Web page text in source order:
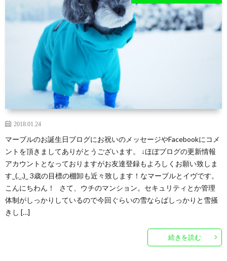
2018.01.24
マーブルのお誕生日ブログにお祝いのメッセージやFacebookにコメ
ントを頂きましてありがとうございます。 ↓ほぼブログの更新情報
アカウントとなっておりますがお友達登録もよろしくお願い致しま
す_(._.)_ 3歳の目標の棚卸も近々致します！なマーブルとイヴです。
こんにちわん！ さて、ウチのマンション。セキュリティとか管理
体制がしっかりしているので今回ぐらいの雪ならばしっかりと雪掻
きし […]
続きを読む